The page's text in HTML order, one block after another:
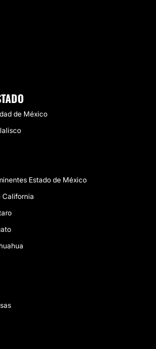
de México
Estado de México
California